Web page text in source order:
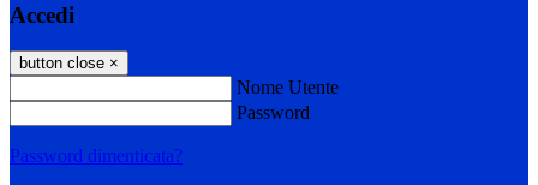
Accedi
button close ×
Nome Utente
Password
Password dimenticata?